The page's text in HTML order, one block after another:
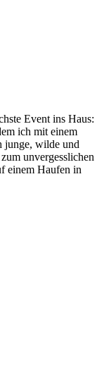
Event ins Haus:
ich mit einem
junge, wilde und
unvergesslichen
einem Haufen in